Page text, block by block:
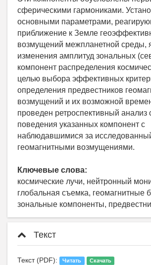
сферическими гармониками.
основными параметрами,
приближение к Земле
возмущений межпланетной среды,
изменения амплитуд зональных
компонент распределения
целью выбора эффективных
определения предвестников
возмущений и их возможной
проведен ретроспективный анализ
поведения указанных компонент с
наблюдавшимися за
геомагнитными возмущениями.
Ключевые слова:
космические лучи, нейтронный
глобальная съемка, геомагнитные
зональные компоненты,
Текст
Текст (PDF): Читать Скачать